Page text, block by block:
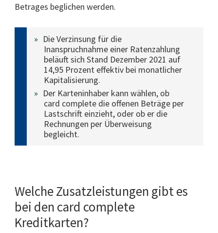
Betrages beglichen werden.
Die Verzinsung für die
Inanspruchnahme einer Ratenzahlung
beläuft sich Stand Dezember 2021 auf
14,95 Prozent effektiv bei monatlicher
Kapitalisierung.
Der Karteninhaber kann wählen, ob
card complete die offenen Beträge per
Lastschrift einzieht, oder ob er die
Rechnungen per Überweisung
begleicht.
Welche Zusatzleistungen gibt es
bei den card complete
Kreditkarten?